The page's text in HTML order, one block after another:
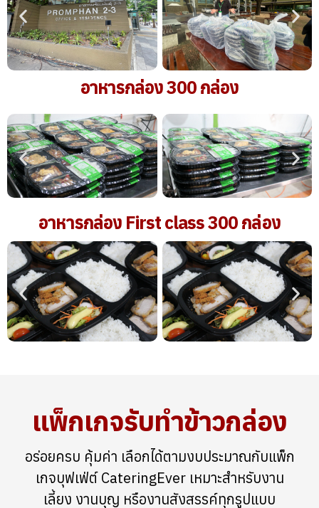
อาหารกล่อง 300 กล่อง
อาหารกล่อง First class 300 กล่อง
แพ็กเกจรับทำข้าวกล่อง
อร่อยครบ คุ้มค่า เลือกได้ตามงบประมาณกับแพ็ก
เกจบุฟเฟ่ต์ CateringEver เหมาะสำหรับงาน
เลี้ยง งานบุญ หรืองานสังสรรค์ทุกรูปแบบ